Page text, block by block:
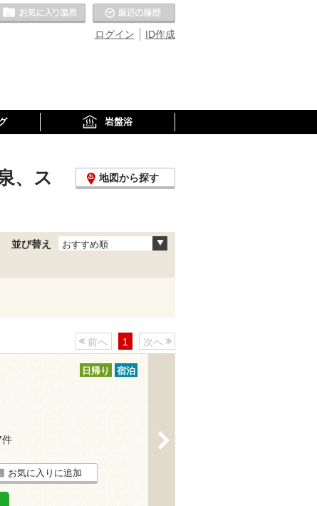
ID作成
ログイン
お気に入りの温泉
岩盤浴
、ス
地図から探す
並び替え おすすめ順
前へ 1 次へ
日帰り 宿泊
お気に入りに追加